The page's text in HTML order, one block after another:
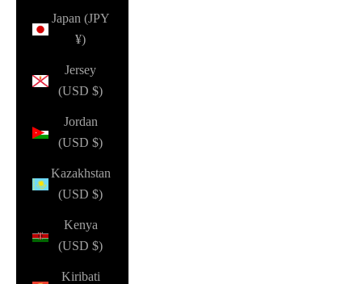
Japan (JPY
¥)
Jersey
(USD $)
Jordan
(USD $)
Kazakhstan
(USD $)
Kenya
(USD $)
Kiribati